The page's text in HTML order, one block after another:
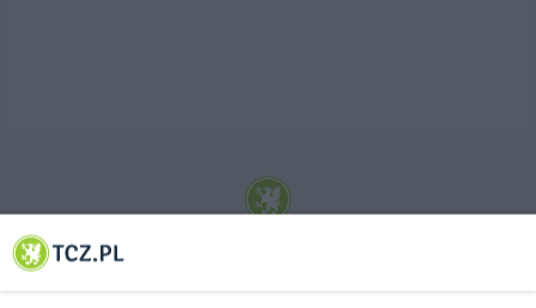
© 2001-2026 Tczew - TCZ.PL Sp. z o.o. Internetowy Serwis Informacyjny Miasta